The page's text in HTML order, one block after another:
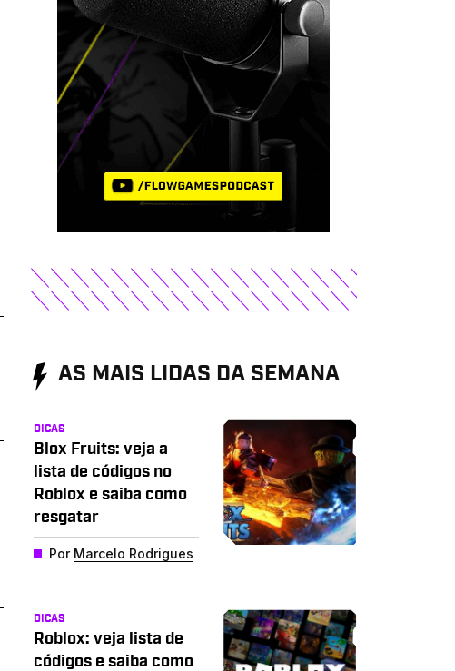
AS MAIS LIDAS DA SEMANA
DICAS
Blox Fruits: veja a
lista de códigos no
Roblox e saiba como
resgatar
Por Marcelo Rodrigues
DICAS
Roblox: veja lista de
códigos e saiba como